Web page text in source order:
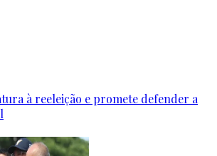
à reeleição e promete defender a